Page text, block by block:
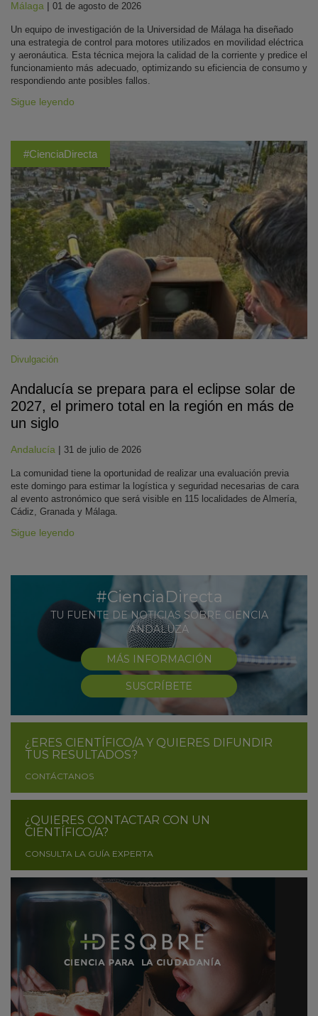
Málaga | 01 de agosto de 2026
Un equipo de investigación de la Universidad de Málaga ha diseñado
una estrategia de control para motores utilizados en movilidad eléctrica
y aeronáutica. Esta técnica mejora la calidad de la corriente y predice el
funcionamiento más adecuado, optimizando su eficiencia de consumo y
respondiendo ante posibles fallos.
Sigue leyendo
#CienciaDirecta
Divulgación
Andalucía se prepara para el eclipse solar de
2027, el primero total en la región en más de
un siglo
Andalucía | 31 de julio de 2026
La comunidad tiene la oportunidad de realizar una evaluación previa
este domingo para estimar la logística y seguridad necesarias de cara
al evento astronómico que será visible en 115 localidades de Almería,
Cádiz, Granada y Málaga.
Sigue leyendo
#CienciaDirecta
TU FUENTE DE NOTICIAS SOBRE CIENCIA
ANDALUZA
MÁS INFORMACIÓN
SUSCRÍBETE
¿ERES CIENTÍFICO/A Y QUIERES DIFUNDIR
TUS RESULTADOS?
CONTÁCTANOS
¿QUIERES CONTACTAR CON UN
CIENTÍFICO/A?
CONSULTA LA GUÍA EXPERTA